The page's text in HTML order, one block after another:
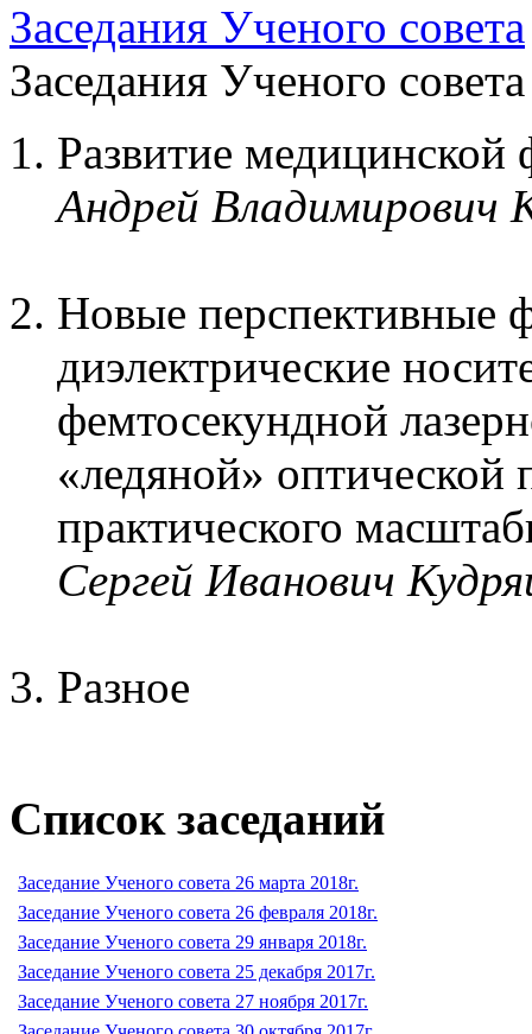
Заседания Ученого совета
Заседания Ученого
Развитие
Андрей Владимирович
Новые перспективные
диэлектрические
фемтосекундной
«ледяной» оптической
практического
Сергей Иванович
Разное
Список заседаний
Заседание Ученого совета 26 марта 2018г.
Заседание Ученого совета 26 февраля 2018г.
Заседание Ученого совета 29 января 2018г.
Заседание Ученого совета 25 декабря 2017г.
Заседание Ученого совета 27 ноября 2017г.